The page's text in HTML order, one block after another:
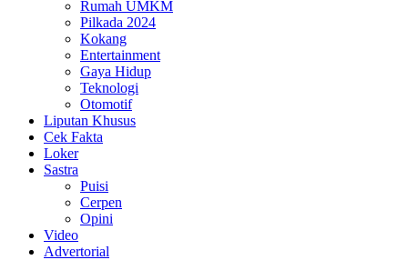
Rumah UMKM
Pilkada 2024
Kokang
Entertainment
Gaya Hidup
Teknologi
Otomotif
Liputan Khusus
Cek Fakta
Loker
Sastra
Puisi
Cerpen
Opini
Video
Advertorial